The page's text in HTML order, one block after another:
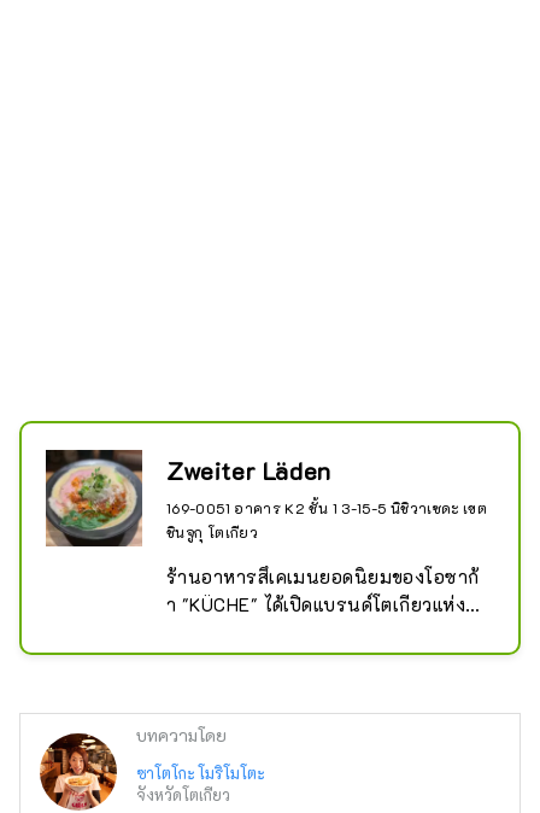
Zweiter Läden
169-0051 อาคาร K2 ชั้น 1 3-15-5 นิชิวาเซดะ เขต
ชินจูกุ โตเกียว
ร้านอาหารสึเคเมนยอดนิยมของโอซาก้
า "KÜCHE" ได้เปิดแบรนด์โตเกียวแห่งที่
ร้านอาหารแห่งนี้ใช้เทคนิคการทำ
ชามราเมนอันเป็นเอกลักษณ์ที่โดดเด่น
จากราเม็งทั่วไป
คนรักราเมนทุกคน? ราเมนลึกลับที่
ทำให้คุณกลับบ้านพร้อมกับรอยประทับ
บทความโดย
ซาโตโกะ โมริโมโตะ
จังหวัดโตเกียว